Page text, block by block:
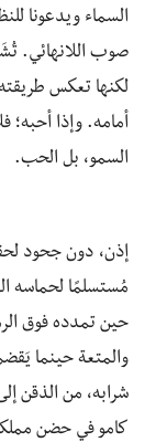
السماء ويدعونا
صوب اللانهائي.
لكنها تعكس
أمامه. وإذا أحبه؛
السمو، بل الحب.
إذن، دون جحود
مُستسلمًا لحماسه
حين تمدده فوق
والمتعة حينما
شرابه، من الذقن
كامو في حضن